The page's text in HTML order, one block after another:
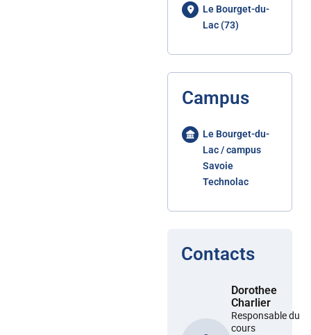
Le Bourget-du-
Lac (73)
Campus
Le Bourget-du-
Lac / campus
Savoie
Technolac
Contacts
Dorothee
Charlier
Responsable du
cours